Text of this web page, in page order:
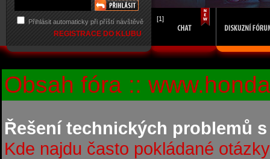
Přihlásit automaticky při příští návštěvě
REGISTRACE DO KLUBU
[1]
Obsah fóra ::
Řešení technických problemů
Kde najdu často pokládané